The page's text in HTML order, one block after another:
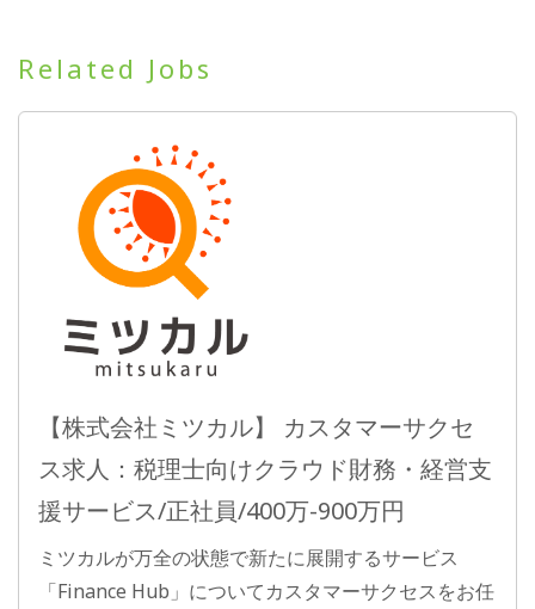
Related Jobs
【株式会社ミツカル】 カスタマーサクセ
ス求人：税理士向けクラウド財務・経営支
援サービス/正社員/400万-900万円
ミツカルが万全の状態で新たに展開するサービス
「Finance Hub」についてカスタマーサクセスをお任